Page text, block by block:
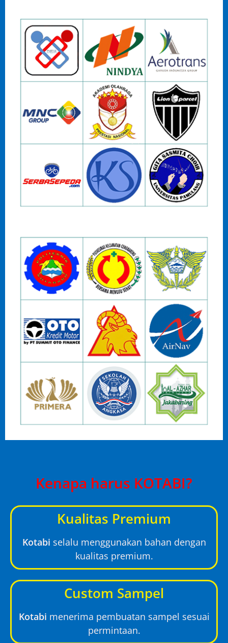
Kenapa harus KOTABI?
Kualitas Premium
Kotabi selalu menggunakan bahan dengan
kualitas premium.
Custom Sampel
Kotabi menerima pembuatan sampel sesuai
permintaan.